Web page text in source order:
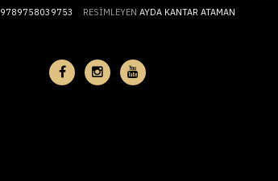
9789758039753 RESIMLEYEN AYDA KANTAR ATAMAN